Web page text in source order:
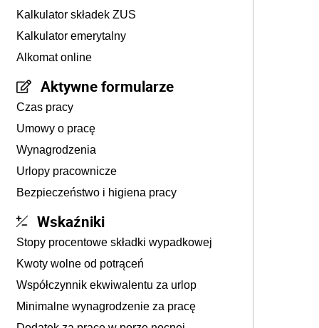
Kalkulator składek ZUS
Kalkulator emerytalny
Alkomat online
Aktywne formularze
Czas pracy
Umowy o pracę
Wynagrodzenia
Urlopy pracownicze
Bezpieczeństwo i higiena pracy
Wskaźniki
Stopy procentowe składki wypadkowej
Kwoty wolne od potrąceń
Współczynnik ekwiwalentu za urlop
Minimalne wynagrodzenie za pracę